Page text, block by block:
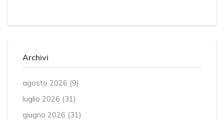
Archivi
agosto 2026 (9)
luglio 2026 (31)
giugno 2026 (31)